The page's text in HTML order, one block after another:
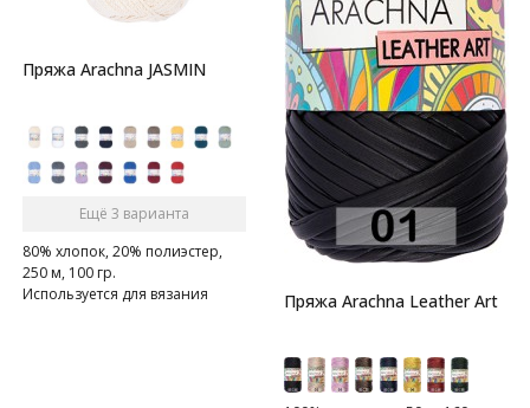
Пряжа Arachna JASMIN
Ещё 3 варианта
80% хлопок, 20% полиэстер,
250 м, 100 гр.
Используется для вязания
Пряжа Arachna Leather Art